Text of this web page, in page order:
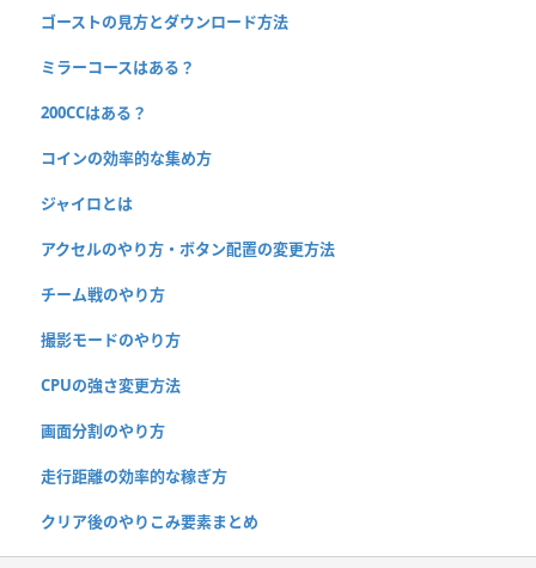
ゴーストの見方とダウンロード方法
ミラーコースはある？
200CCはある？
コインの効率的な集め方
ジャイロとは
アクセルのやり方・ボタン配置の変更方法
チーム戦のやり方
撮影モードのやり方
CPUの強さ変更方法
画面分割のやり方
走行距離の効率的な稼ぎ方
クリア後のやりこみ要素まとめ